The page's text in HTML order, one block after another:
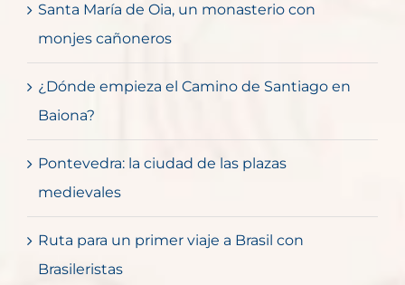
Santa María de Oia, un monasterio con
monjes cañoneros
¿Dónde empieza el Camino de Santiago en
Baiona?
Pontevedra: la ciudad de las plazas
medievales
Ruta para un primer viaje a Brasil con
Brasileristas